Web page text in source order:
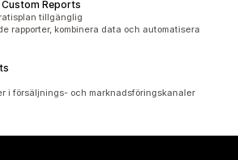
Reports
totalt
tillgänglig
rapporter, kombinera data och automatisera
i försäljnings- och marknadsföringskanaler